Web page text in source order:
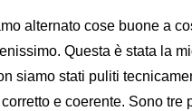
alternato cose buone a
Questa è stata la
siamo stati puliti
e coerente. Sono